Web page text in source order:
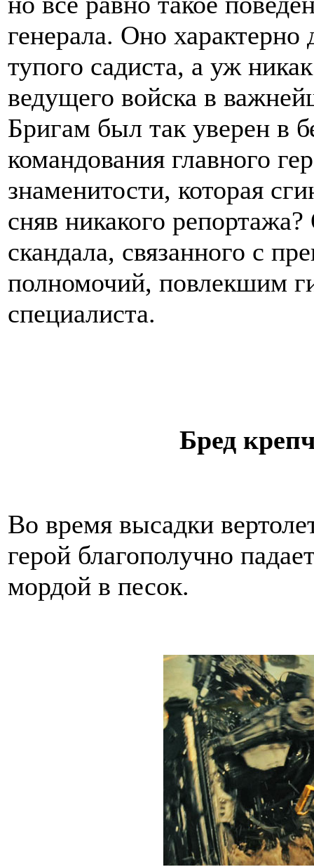
генерала. Оно характерно
тупого садиста, а уж
ведущего войска в
Бригам был так уверен в
командования главного
знаменитости, которая
сняв никакого
скандала, связанного с
полномочий, повлекшим
специалиста.
Бред
Во время высадки
герой благополучно
мордой в песок.